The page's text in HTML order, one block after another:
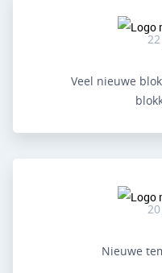
Veel nieuwe
Nieuwe